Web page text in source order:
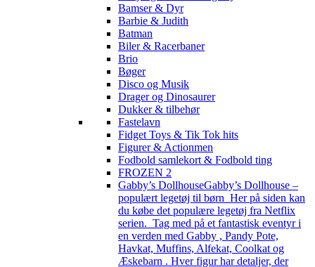
Bamser & Dyr
Barbie & Judith
Batman
Biler & Racerbaner
Brio
Bøger
Disco og Musik
Drager og Dinosaurer
Dukker & tilbehør
Fastelavn
Fidget Toys & Tik Tok hits
Figurer & Actionmen
Fodbold samlekort & Fodbold ting
FROZEN 2
Gabby’s DollhouseGabby’s Dollhouse –
populært legetøj til børn Her på siden kan
du købe det populære legetøj fra Netflix
serien. Tag med på et fantastisk eventyr i
en verden med Gabby , Pandy Pote,
Havkat, Muffins, Alfekat, Coolkat og
Æskebarn . Hver figur har detaljer, der